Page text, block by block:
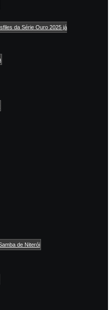
da Série Ouro 2025 já
de Niterói